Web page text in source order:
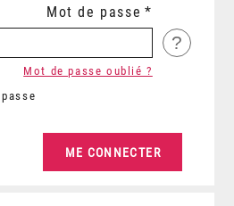
Mot de passe
?
Mot de passe oublié ?